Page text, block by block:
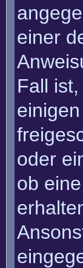
einer
Fall
oder
ob